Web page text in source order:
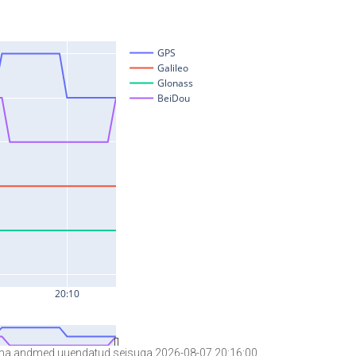
andmed uuendatud seisuga 2026-08-07 20:16:00